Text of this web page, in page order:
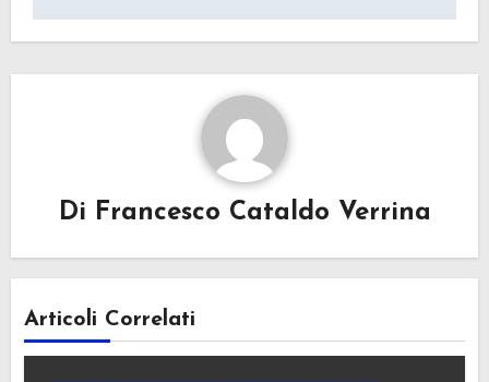
Di Francesco Cataldo Verrina
Articoli Correlati